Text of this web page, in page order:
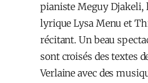
pianiste Meguy Djakeli,
lyrique Lysa Menu et
récitant. Un beau
sont croisés des textes
Verlaine avec des